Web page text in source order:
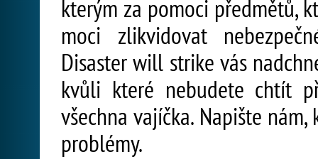
kterým za pomoci předmětů,
moci zlikvidovat
Disaster will strike vás
kvůli které nebudete chtít
všechna vajíčka. Napište
problémy.